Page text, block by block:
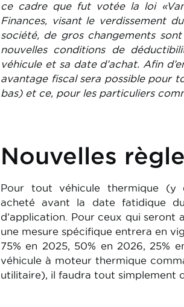
ce cadre que fut votée la loi
Finances, visant le verdissement
société, de gros changements
nouvelles conditions de
véhicule et sa date d’achat. Afin
avantage fiscal sera possible pour
bas) et ce, pour les particuliers
Nouvelles
Pour tout véhicule thermique (y
acheté avant la date fatidique
d’application. Pour ceux qui seront
une mesure spécifique entrera en
75% en 2025, 50% en 2026, 25%
véhicule à moteur thermique
utilitaire), il faudra tout simplement